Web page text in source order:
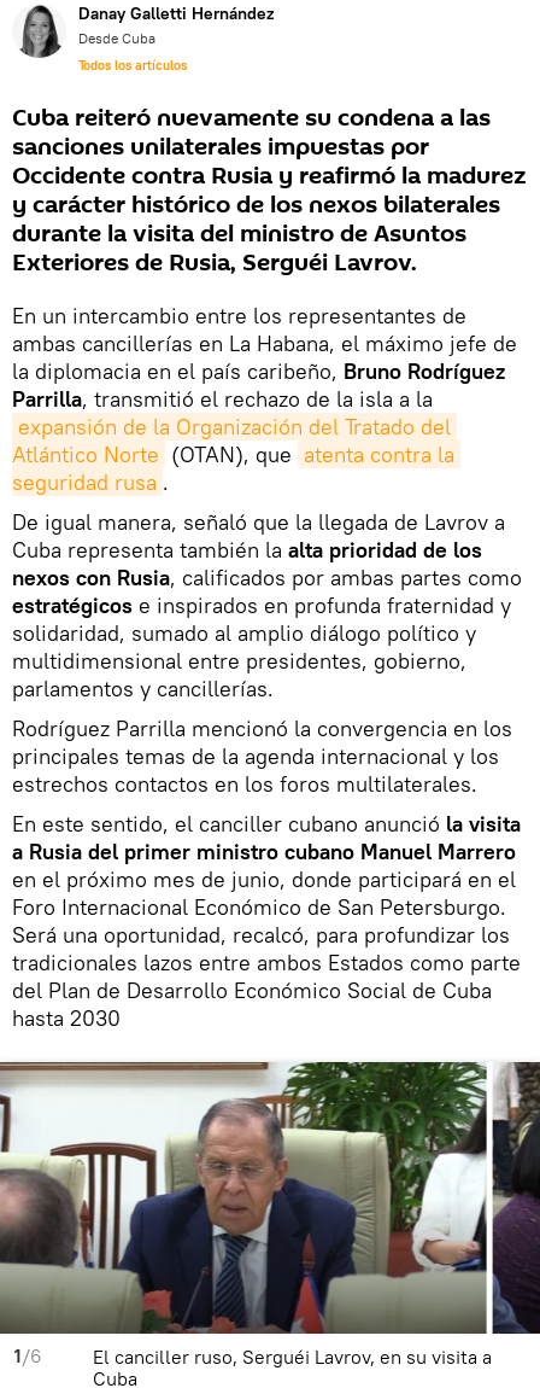
Danay Galletti Hernández
Desde Cuba
Todos los artículos
Cuba reiteró nuevamente su condena a las
sanciones unilaterales impuestas por
Occidente contra Rusia y reafirmó la madurez
y carácter histórico de los nexos bilaterales
durante la visita del ministro de Asuntos
Exteriores de Rusia, Serguéi Lavrov.
En un intercambio entre los representantes de
ambas cancillerías en La Habana, el máximo jefe de
la diplomacia en el país caribeño, Bruno Rodríguez
Parrilla, transmitió el rechazo de la isla a la
expansión de la Organización del Tratado del
Atlántico Norte (OTAN), que atenta contra la
seguridad rusa .
De igual manera, señaló que la llegada de Lavrov a
Cuba representa también la alta prioridad de los
nexos con Rusia, calificados por ambas partes como
estratégicos e inspirados en profunda fraternidad y
solidaridad, sumado al amplio diálogo político y
multidimensional entre presidentes, gobierno,
parlamentos y cancillerías.
Rodríguez Parrilla mencionó la convergencia en los
principales temas de la agenda internacional y los
estrechos contactos en los foros multilaterales.
En este sentido, el canciller cubano anunció la visita
a Rusia del primer ministro cubano Manuel Marrero
en el próximo mes de junio, donde participará en el
Foro Internacional Económico de San Petersburgo.
Será una oportunidad, recalcó, para profundizar los
tradicionales lazos entre ambos Estados como parte
del Plan de Desarrollo Económico Social de Cuba
hasta 2030
1/6
El canciller ruso, Serguéi Lavrov, en su visita a
Cuba